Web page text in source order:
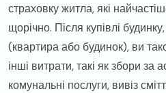
страховку житла, які
щорічно. Після купівлі
(квартира або будинок), ви
інші витрати, такі як збори за
комунальні послуги, вивіз